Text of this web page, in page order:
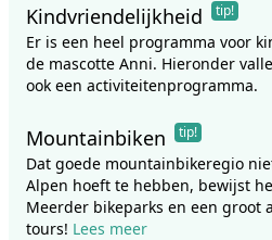
Kindvriendelijkheid tip!
Er is een heel programma voor
de mascotte Anni. Hieronder
ook een activiteitenprogramma.
Mountainbiken tip!
Dat goede mountainbikeregio
Alpen hoeft te hebben, bewijst
Meerder bikeparks en een groot
tours! Lees meer